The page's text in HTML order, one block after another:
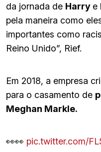
da jornada de Harry e
pela maneira como
importantes como
Reino Unido”, Rief.
Em 2018, a empresa
para o casamento de
Meghan Markle.
👀👀 pic.twitter.com/